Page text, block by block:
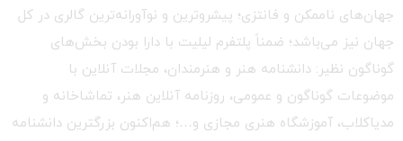
جهان‌های ناممکن و فانتزی؛ پیشروترین و نوآورانه‌ترین گالری در کل
جهان نیز می‌باشد؛ ضمناً پلتفرم لیلیت با دارا بودن بخش‌های
گوناگون نظیر: دانشنامه هنر و هنرمندان، مجلات آنلاین با
موضوعات گوناگون و عمومی، روزنامه آنلاین هنر، تماشاخانه و
مدیاکلاب، آموزشگاه هنری مجازی و…؛ هم‌اکنون بزرگترین دانشنامه